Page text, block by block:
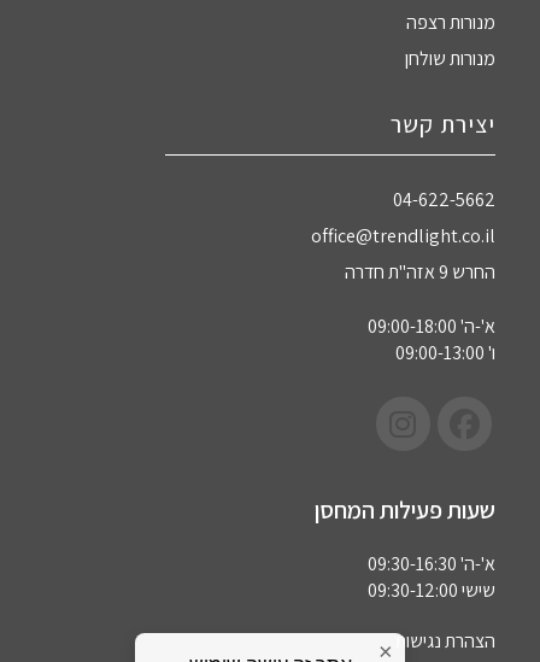
מנורות רצפה
מנורות שולחן
יצירת קשר
04-622-5662‏
office@trendlight.co.il
החרש 9 אזה"ת חדרה
א'-ה' 09:00-18:00
ו' 09:00-13:00
שעות פעילות המחסן
א'-ה' 09:30-16:30
שישי 09:30-12:00
הצהרת נגישות×